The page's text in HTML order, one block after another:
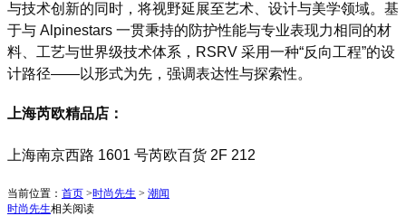
与技术创新的同时，将视野延展至艺术、设计与美学领域。基
于与 Alpinestars 一贯秉持的防护性能与专业表现力相同的材
料、工艺与世界级技术体系，RSRV 采用一种“反向工程”的设
计路径——以形式为先，强调表达性与探索性。
上海芮欧精品店：
上海南京西路 1601 号芮欧百货 2F 212
当前位置： 首页 >时尚先生 > 潮闻
时尚先生相关阅读